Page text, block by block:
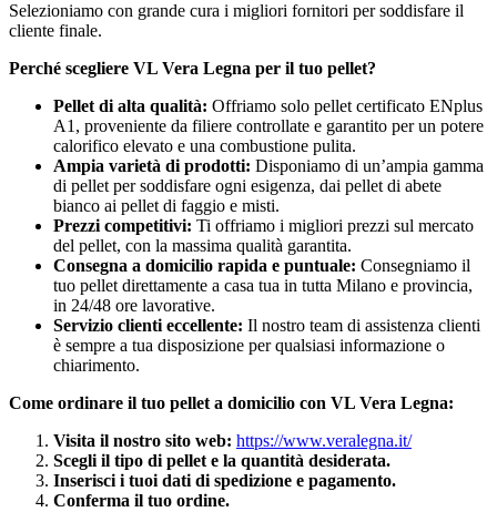
Selezioniamo con grande cura i migliori fornitori per soddisfare il
cliente finale.
Perché scegliere VL Vera Legna per il tuo pellet?
Pellet di alta qualità: Offriamo solo pellet certificato ENplus
A1, proveniente da filiere controllate e garantito per un potere
calorifico elevato e una combustione pulita.
Ampia varietà di prodotti: Disponiamo di un’ampia gamma
di pellet per soddisfare ogni esigenza, dai pellet di abete
bianco ai pellet di faggio e misti.
Prezzi competitivi: Ti offriamo i migliori prezzi sul mercato
del pellet, con la massima qualità garantita.
Consegna a domicilio rapida e puntuale: Consegniamo il
tuo pellet direttamente a casa tua in tutta Milano e provincia,
in 24/48 ore lavorative.
Servizio clienti eccellente: Il nostro team di assistenza clienti
è sempre a tua disposizione per qualsiasi informazione o
chiarimento.
Come ordinare il tuo pellet a domicilio con VL Vera Legna:
Visita il nostro sito web: https://www.veralegna.it/
Scegli il tipo di pellet e la quantità desiderata.
Inserisci i tuoi dati di spedizione e pagamento.
Conferma il tuo ordine.